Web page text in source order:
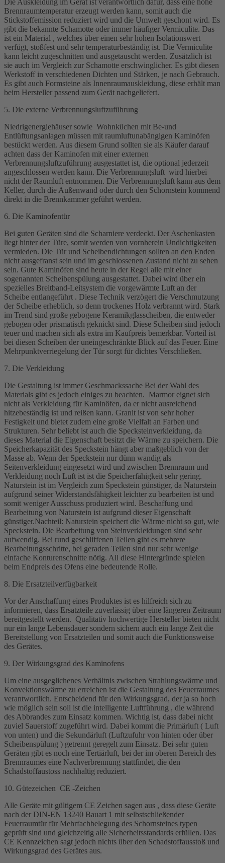
Die Auskleidung im Gerät ist verantwortlich dafür, dass eine hohe
Brennraumtemperatur erzeugt werden kann, somit auch die
Stickstoffemission reduziert wird und die Umwelt geschont wird. Es
gibt die bekannte Schamotte oder immer häufiger Vermiculite. Das
ist ein Material , welches über einen sehr hohen Isolationswert
verfügt, stoßfest und sehr temperaturbeständig ist. Die Vermiculite
kann leicht zugeschnitten und ausgetauscht werden. Zusätzlich ist
sie auch im Vergleich zur Schamotte erschwinglicher. Es gibt diesen
Werkstoff in verschiedenen Dichten und Stärken, je nach Gebrauch.
Es gibt auch Formsteine als Innenraumauskleidung, diese erhält man
beim Hersteller passend zum Gerät nachgeliefert.
5. Die externe Verbrennungsluftzuführung
Niedrigenergiehäuser sowie Wohnküchen mit Be-und
Entlüftungsanlagen müssen mit raumluftunabängigen Kaminöfen
bestückt werden. Aus diesem Grund sollten sie als Käufer darauf
achten dass der Kaminofen mit einer externen
Verbrennungsluftzuführung ausgestattet ist, die optional jederzeit
angeschlossen werden kann. Die Verbrennungsluft wird hierbei
nicht der Raumluft entnommen. Die Verbrennungsluft kann aus dem
Keller, durch die Außenwand oder durch den Schornstein kommend
direkt in die Brennkammer geführt werden.
6. Die Kaminofentür
Bei guten Geräten sind die Scharniere verdeckt. Der Aschenkasten
liegt hinter der Türe, somit werden von vornherein Undichtigkeiten
vermieden. Die Tür und Scheibendichtungen sollten an den Enden
nicht ausgefranst sein und im geschlossenen Zustand nicht zu sehen
sein. Gute Kaminöfen sind heute in der Regel alle mit einer
sogenannten Scheibenspülung ausgestattet. Dabei wird über ein
spezielles Breitband-Leitsystem die vorgewärmte Luft an der
Scheibe entlangeführt . Diese Technik verzögert die Verschmutzung
der Scheibe erheblich, so denn trockenes Holz verbrannt wird. Stark
im Trend sind große gebogene Keramikglasscheiben, die entweder
gebogen oder prismatisch geknickt sind. Diese Scheiben sind jedoch
teuer und machen sich als extra im Kaufpreis bemerkbar. Vorteil ist
bei diesen Scheiben der uneingeschränkte Blick auf das Feuer. Eine
Mehrpunktverriegelung der Tür sorgt für dichtes Verschließen.
7. Die Verkleidung
Die Gestaltung ist immer Geschmackssache Bei der Wahl des
Materials gibt es jedoch einiges zu beachten. Marmor eignet sich
nicht als Verkleidung für Kaminöfen, da er nicht ausreichend
hitzebeständig ist und reißen kann. Granit ist von sehr hoher
Festigkeit und bietet zudem eine große Vielfalt an Farben und
Strukturen. Sehr beliebt ist auch die Specksteinverkleidung, da
dieses Material die Eigenschaft besitzt die Wärme zu speichern. Die
Speicherkapazität des Speckstein hängt aber maßgeblich von der
Masse ab. Wenn der Speckstein nur dünn wandig als
Seitenverkleidung eingesetzt wird und zwischen Brennraum und
Verkleidung noch Luft ist ist die Speicherfähigkeit sehr gering.
Naturstein ist im Vergleich zum Speckstein günstiger, da Naturstein
aufgrund seiner Widerstandsfähigkeit leichter zu bearbeiten ist und
somit weniger Ausschuss produziert wird. Beschaffung und
Bearbeitung von Naturstein ist aufgrund dieser Eigenschaft
günstiger.Nachteil: Naturstein speichert die Wärme nicht so gut, wie
Speckstein. Die Bearbeitung von Steinverkleidungen sind sehr
aufwendig. Bei rund geschliffenen Teilen gibt es mehrere
Bearbeitungsschritte, bei geraden Teilen sind nur sehr wenige
einfache Konturenschnitte nötig. All diese Hintergründe spielen
beim Endpreis des Ofens eine bedeutende Rolle.
8. Die Ersatzteilverfügbarkeit
Vor der Anschaffung eines Produktes ist es hilfreich sich zu
informieren, dass Ersatzteile zuverlässig über eine längeren Zeitraum
bereitgestellt werden. Qualitativ hochwertige Hersteller bieten nicht
nur ein lange Lebensdauer sondern sichern auch ein lange Zeit die
Bereitstellung von Ersatzteilen und somit auch die Funktionsweise
des Gerätes.
9. Der Wirkungsgrad des Kaminofens
Um eine ausgeglichenes Verhältnis zwischen Strahlungswärme und
Konvektionswärme zu erreichen ist die Gestaltung des Feuerraumes
verantwortlich. Entscheidend für den Wirkungsgrad, der ja so hoch
wie möglich sein soll ist die intelligente Luftführung , die während
des Abbrandes zum Einsatz kommen. Wichtig ist, dass dabei nicht
zuviel Sauerstoff zugeführt wird. Dabei kommt die Primärluft ( Luft
von unten) und die Sekundärluft (Luftzufuhr von hinten oder über
Scheibenspülung ) getrennt geregelt zum Einsatz. Bei sehr guten
Geräten gibt es noch eine Tertiärluft, bei der im oberen Bereich des
Brennraumes eine Nachverbrennung stattfindet, die den
Schadstoffaustoss nachhaltig reduziert.
10. Gütezeichen CE -Zeichen
Alle Geräte mit gültigem CE Zeichen sagen aus , dass diese Geräte
nach der DIN-EN 13240 Bauart 1 mit selbstschließender
Feuerraumtür für Mehrfachbelegung des Schornsteines typen
geprüft sind und gleichzeitig alle Sicherheitsstandards erfüllen. Das
CE Kennzeichen sagt jedoch nichts über den Schadstoffausstoß und
Wirkungsgrad des Gerätes aus.